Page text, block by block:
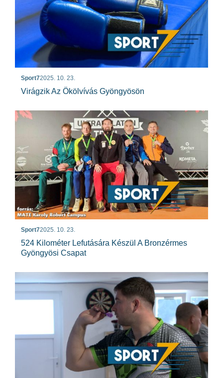
Sport72025. 10. 23.
Virágzik Az Ökölvívás Gyöngyösön
Sport72025. 10. 23.
524 Kilométer Lefutására Készül A Bronzérmes
Gyöngyösi Csapat